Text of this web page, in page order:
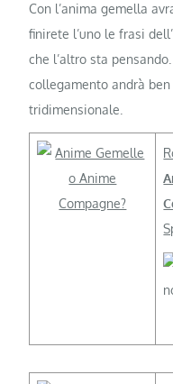
Con l’anima gemella
finirete l’uno le frasi
che l’altro sta
collegamento andrà
tridimensionale.